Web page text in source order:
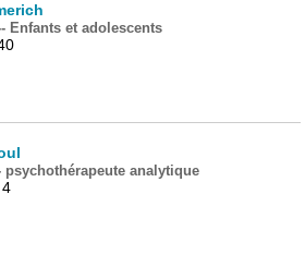
Enfants et adolescents
analytique